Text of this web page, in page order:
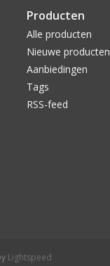
Producten
Alle producten
Nieuwe producten
Aanbiedingen
Tags
RSS-feed
Lightspeed